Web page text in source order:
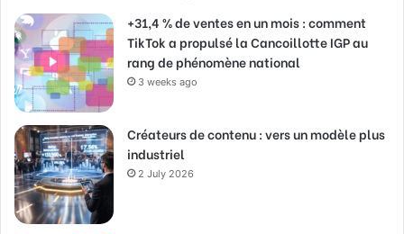
+31,4 % de ventes en un mois : comment
TikTok a propulsé la Cancoillotte IGP au
rang de phénomène national
3 weeks ago
Créateurs de contenu : vers un modèle plus
industriel
2 July 2026